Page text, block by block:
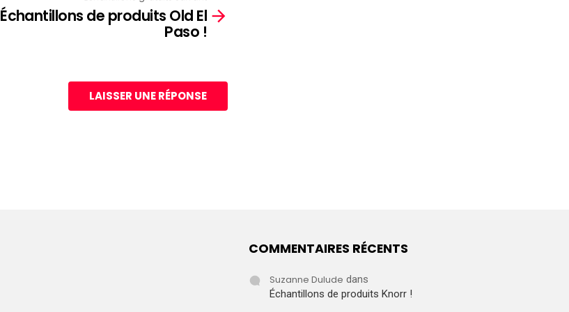
Échantillons de produits Old El
Paso !
LAISSER UNE RÉPONSE
COMMENTAIRES RÉCENTS
Suzanne Dulude dans
Échantillons de produits Knorr !